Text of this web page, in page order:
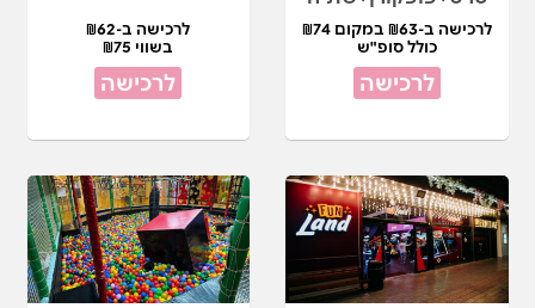
לרכישה ב-₪63 במקום ₪74
כולל סופ"ש
לרכישה
לרכישה ב-₪62
בשווי ₪75
לרכישה